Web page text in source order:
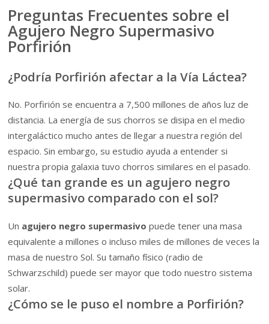
Preguntas Frecuentes sobre el
Agujero Negro Supermasivo
Porfirión
¿Podría Porfirión afectar a la Vía Láctea?
No. Porfirión se encuentra a 7,500 millones de años luz de
distancia. La energía de sus chorros se disipa en el medio
intergaláctico mucho antes de llegar a nuestra región del
espacio. Sin embargo, su estudio ayuda a entender si
nuestra propia galaxia tuvo chorros similares en el pasado.
¿Qué tan grande es un agujero negro
supermasivo comparado con el sol?
Un agujero negro supermasivo puede tener una masa
equivalente a millones o incluso miles de millones de veces la
masa de nuestro Sol. Su tamaño físico (radio de
Schwarzschild) puede ser mayor que todo nuestro sistema
solar.
¿Cómo se le puso el nombre a Porfirión?